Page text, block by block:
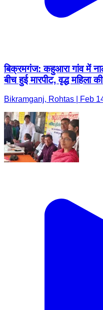
बिक्रमगंज: कहुआरा गांव में
बीच हुई मारपीट, वृद्ध महिला
Bikramganj, Rohtas | Feb